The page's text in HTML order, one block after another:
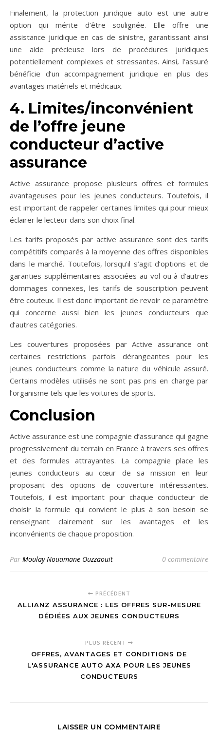
Finalement, la protection juridique auto est une autre
option qui mérite d’être soulignée. Elle offre une
assistance juridique en cas de sinistre, garantissant ainsi
une aide précieuse lors de procédures juridiques
potentiellement complexes et stressantes. Ainsi, l’assuré
bénéficie d’un accompagnement juridique en plus des
avantages matériels et médicaux.
4. Limites/inconvénient
de l’offre jeune
conducteur d’active
assurance
Active assurance propose plusieurs offres et formules
avantageuses pour les jeunes conducteurs. Toutefois, il
est important de rappeler certaines limites qui pour mieux
éclairer le lecteur dans son choix final.
Les tarifs proposés par active assurance sont des tarifs
compétitifs comparés à la moyenne des offres disponibles
dans le marché. Toutefois, lorsqu’il s’agit d’options et de
garanties supplémentaires associées au vol ou à d’autres
dommages connexes, les tarifs de souscription peuvent
être couteux. Il est donc important de revoir ce paramètre
qui concerne aussi bien les jeunes conducteurs que
d’autres catégories.
Les couvertures proposées par Active assurance ont
certaines restrictions parfois dérangeantes pour les
jeunes conducteurs comme la nature du véhicule assuré.
Certains modèles utilisés ne sont pas pris en charge par
l’organisme tels que les voitures de sports.
Conclusion
Active assurance est une compagnie d’assurance qui gagne
progressivement du terrain en France à travers ses offres
et des formules attrayantes. La compagnie place les
jeunes conducteurs au cœur de sa mission en leur
proposant des options de couverture intéressantes.
Toutefois, il est important pour chaque conducteur de
choisir la formule qui convient le plus à son besoin se
renseignant clairement sur les avantages et les
inconvénients de chaque proposition.
Par Moulay Nouamane Ouzzaouit 0 commentaire
PRÉCÉDENT
ALLIANZ ASSURANCE : LES OFFRES SUR-MESURE
DÉDIÉES AUX JEUNES CONDUCTEURS
PLUS RÉCENT
OFFRES, AVANTAGES ET CONDITIONS DE
L'ASSURANCE AUTO AXA POUR LES JEUNES
CONDUCTEURS
LAISSER UN COMMENTAIRE